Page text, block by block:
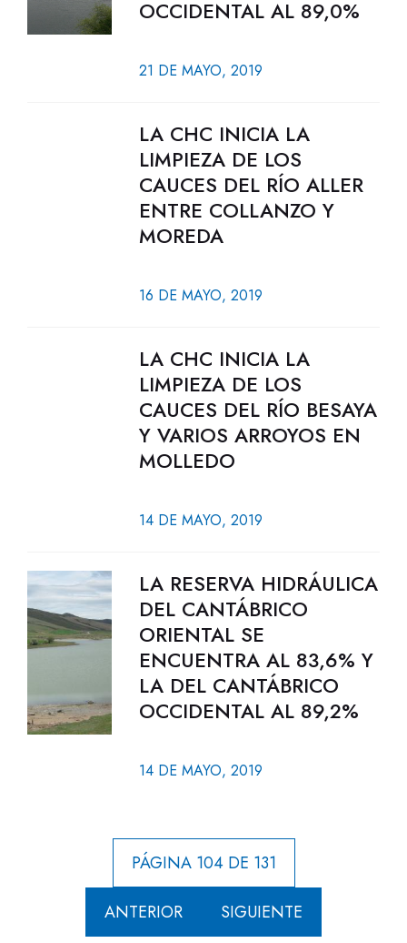
OCCIDENTAL AL 89,0%
21 DE MAYO, 2019
LA CHC INICIA LA
LIMPIEZA DE LOS
CAUCES DEL RÍO ALLER
ENTRE COLLANZO Y
MOREDA
16 DE MAYO, 2019
LA CHC INICIA LA
LIMPIEZA DE LOS
CAUCES DEL RÍO BESAYA
Y VARIOS ARROYOS EN
MOLLEDO
14 DE MAYO, 2019
LA RESERVA HIDRÁULICA
DEL CANTÁBRICO
ORIENTAL SE
ENCUENTRA AL 83,6% Y
LA DEL CANTÁBRICO
OCCIDENTAL AL 89,2%
14 DE MAYO, 2019
PÁGINA 104 DE 131
ANTERIOR SIGUIENTE